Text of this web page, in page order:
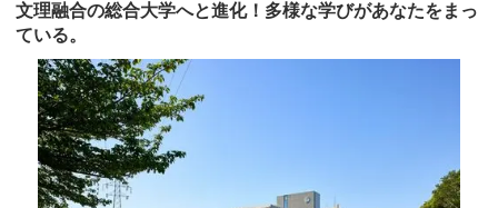
文理融合の総合大学へと進化！多様な学びがあなたをまっ
ている。